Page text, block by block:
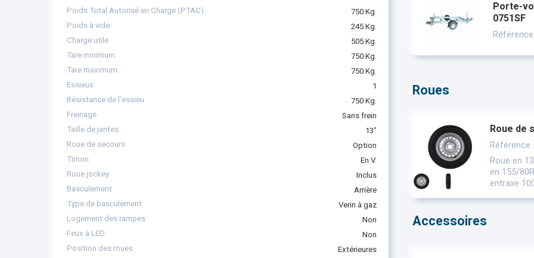
Poids Total Autorisé en Charge (PTAC)
750 Kg.
Poids à vide
245 Kg.
Charge utile
505 Kg.
Tare minimum
750 Kg.
Tare maximum
750 Kg.
Essieux
1
Résistance de l'essieu
750 Kg.
Freinage
Sans frein
Taille de jantes
13"
Roue de secours
Option
Timon
En V.
Roue jockey
Inclus
Basculement
Arrière
Type de basculement
Verin à gaz
Logement des rampes
Non
Feux à LED
Non
Position des roues
Extérieures
Porte-
0751SF
Roues
Roue de
Référence
Roue en
en 155/
entraxe
Accessoires